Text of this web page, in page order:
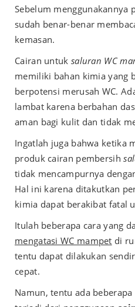
Sebelum menggunakannya
sudah benar-benar
kemasan.
Cairan untuk saluran WC
memiliki bahan kimia yang
berpotensi merusah WC.
lambat karena berbahan
aman bagi kulit dan tidak
Ingatlah juga bahwa ketika
produk cairan pembersih
tidak mencampurnya
Hal ini karena ditakutkan
kimia dapat berakibat fatal
Itulah beberapa cara yang
mengatasi WC mampet di
tentu dapat dilakukan
cepat.
Namun, tentu ada